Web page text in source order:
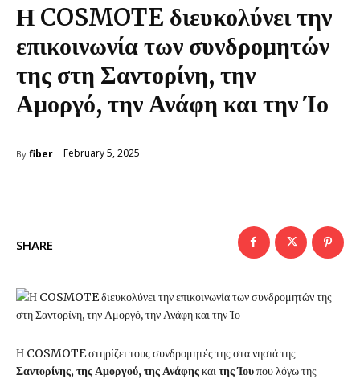
Η COSMOTE διευκολύνει την
επικοινωνία των συνδρομητών
της στη Σαντορίνη, την
Αμοργό, την Ανάφη και την Ίο
By fiber February 5, 2025
SHARE
Η COSMOTE στηρίζει τους συνδρομητές της στα νησιά της
Σαντορίνης, της Αμοργού, της Ανάφηςκαι της Ίουπου λόγω της